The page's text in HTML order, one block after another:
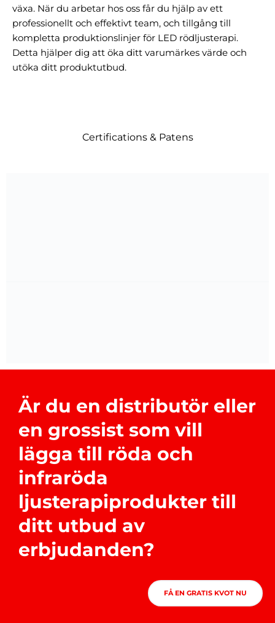
växa. När du arbetar hos oss får du hjälp av ett
professionellt och effektivt team, och tillgång till
kompletta produktionslinjer för LED rödljusterapi.
Detta hjälper dig att öka ditt varumärkes värde och
utöka ditt produktutbud.
Certifications & Patens
Är du en distributör eller
en grossist som vill
lägga till röda och
infraröda
ljusterapiprodukter till
ditt utbud av
erbjudanden?
FÅ EN GRATIS KVOT NU